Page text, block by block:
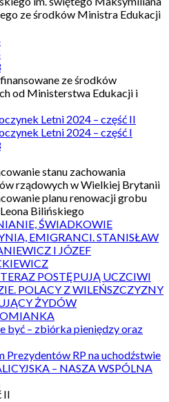
ze środków Ministra Edukacji
ze środków
od Ministerstwa Edukacji i
Letni 2024 – część II
Letni 2024 – część I
stanu zachowania
rządowych w Wielkiej Brytanii
planu renowacji grobu
Bilińskiego
ŚWIADKOWIE
EMIGRANCI. STANISŁAW
I JÓZEF
POSTĘPUJĄ UCZCIWI
POLACY Z WILEŃSZCZYZNY
ŻYDÓW
być – zbiórka pieniędzy oraz
Prezydentów RP na uchodźstwie
– NASZA WSPÓLNA
II